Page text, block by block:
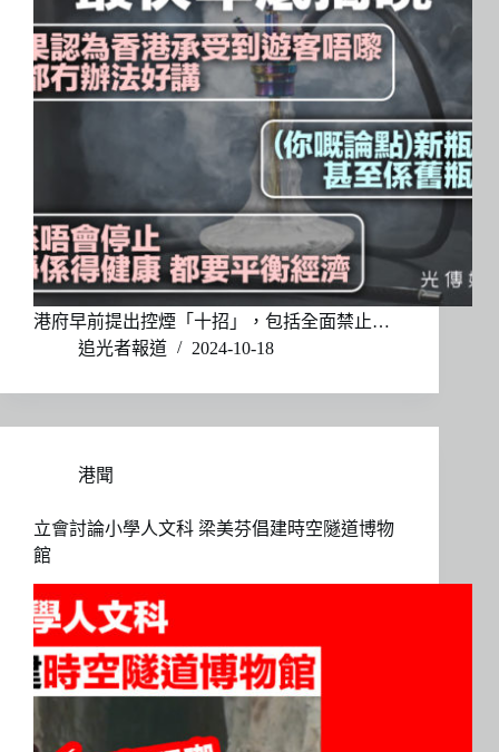
港府早前提出控煙「十招」，包括全面禁止…
追光者報道
2024-10-18
港聞
立會討論小學人文科 梁美芬倡建時空隧道博物
館